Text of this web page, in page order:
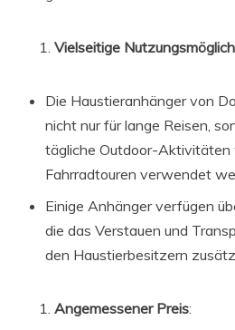
Vielseitige
Die Haustieranhänger von
nicht nur für lange Reisen,
tägliche Outdoor-Aktivitäten
Fahrradtouren verwendet
Einige Anhänger verfügen
die das Verstauen und
den Haustierbesitzern
Angemessener Preis: